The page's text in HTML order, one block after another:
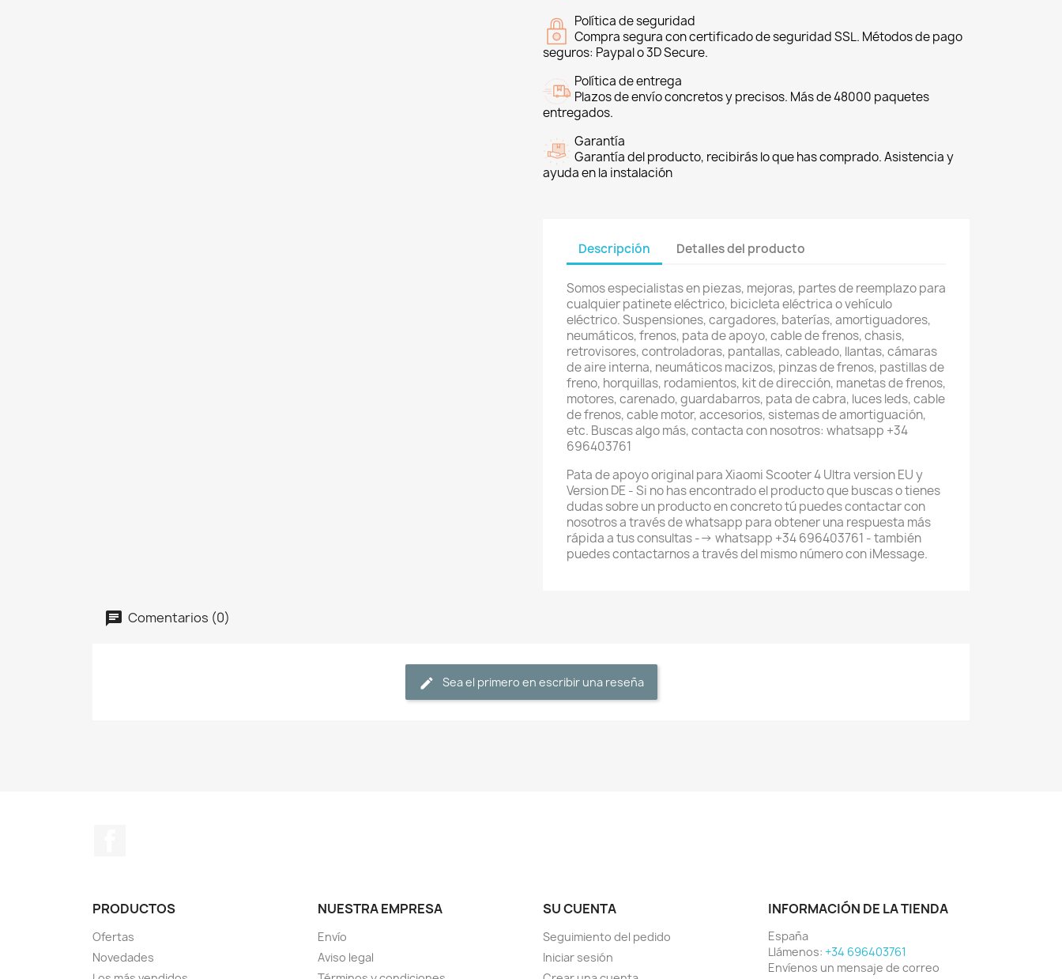
Política de seguridad
Compra segura con certificado de seguridad SSL. Métodos de pago
seguros: Paypal o 3D Secure.
Política de entrega
Plazos de envío concretos y precisos. Más de 48000 paquetes
entregados.
Garantía
Garantía del producto, recibirás lo que has comprado. Asistencia y
ayuda en la instalación
Descripción Detalles del producto
Somos especialistas en piezas, mejoras, partes de reemplazo para
cualquier patinete eléctrico, bicicleta eléctrica o vehículo
eléctrico. Suspensiones, cargadores, baterías, amortiguadores,
neumáticos, frenos, pata de apoyo, cable de frenos, chasis,
retrovisores, controladoras, pantallas, cableado, llantas, cámaras
de aire interna, neumáticos macizos, pinzas de frenos, pastillas de
freno, horquillas, rodamientos, kit de dirección, manetas de frenos,
motores, carenado, guardabarros, pata de cabra, luces leds, cable
de frenos, cable motor, accesorios, sistemas de amortiguación,
etc. Buscas algo más, contacta con nosotros: whatsapp +34
696403761
Pata de apoyo original para Xiaomi Scooter 4 Ultra version EU y
Version DE - Si no has encontrado el producto que buscas o tienes
dudas sobre un producto en concreto tú puedes contactar con
nosotros a través de whatsapp para obtener una respuesta más
rápida a tus consultas --> whatsapp +34 696403761 - también
puedes contactarnos a través del mismo número con iMessage.
Comentarios (0)
Sea el primero en escribir una reseña
PRODUCTOS
Ofertas
Novedades
NUESTRA EMPRESA
Envío
Aviso legal
SU CUENTA
Seguimiento del pedido
Iniciar sesión
INFORMACIÓN DE LA TIENDA
España
Llámenos: +34 696403761
Envíenos un mensaje de correo